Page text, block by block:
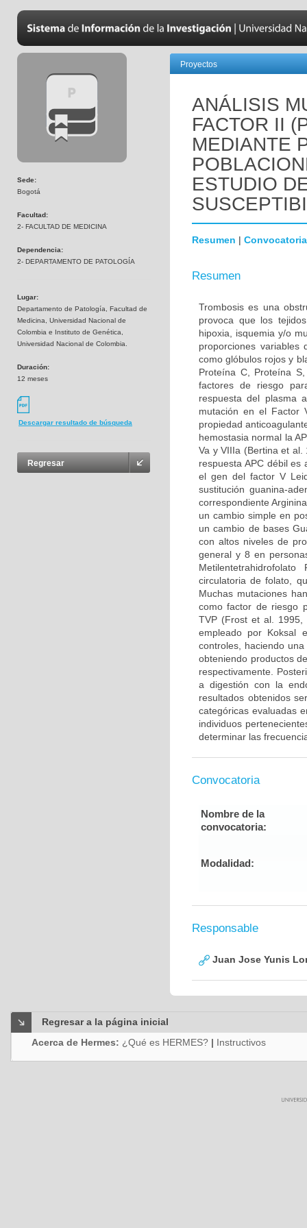
Sede:
Bogotá
Facultad:
2- FACULTAD DE MEDICINA
Dependencia:
2- DEPARTAMENTO DE PATOLOGÍA
Lugar:
Departamento de Patología, Facultad de
Medicina, Universidad Nacional de
Colombia e Instituto de Genética,
Universidad Nacional de Colombia.
Duración:
12 meses
Descargar resultado de búsqueda
Regresar
Proyectos
ANÁLISIS
FACTOR II
MEDIANTE
ESTUDIO
Resumen | Convocatoria
Resumen
Trombosis es una
provoca que los
hipoxia, isquemia y/o
proporciones variables
como glóbulos rojos y
Proteína C, Proteína
factores de riesgo
respuesta del plasma
mutación en el Factor
propiedad
hemostasia normal la
Va y VIIIa (Bertina et
respuesta APC débil es
el gen del factor V
sustitución guanina-
correspondiente
un cambio simple en
un cambio de bases
con altos niveles de
general y 8 en
circulatoria de folato,
Muchas mutaciones
como factor de riesgo
TVP (Frost et al. 1995,
empleado por Koksal
controles, haciendo
obteniendo productos
respectivamente.
a digestión con la
resultados obtenidos
categóricas evaluadas
individuos
determinar las
Convocatoria
Nombre de la
convocatoria:
Modalidad:
Responsable
Juan Jose Yunis
Regresar a la página inicial
Acerca de Hermes: ¿Qué es HERMES? | Instructivos